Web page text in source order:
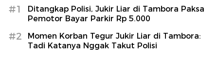
#1
Ditangkap Polisi, Jukir Liar di Tambora Paksa
Pemotor Bayar Parkir Rp 5.000
#2
Momen Korban Tegur Jukir Liar di Tambora:
Tadi Katanya Nggak Takut Polisi